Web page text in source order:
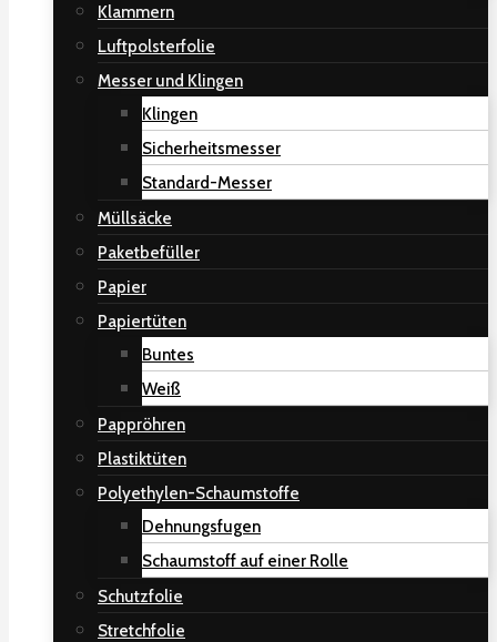
Klammern
Luftpolsterfolie
Messer und Klingen
Klingen
Sicherheitsmesser
Standard-Messer
Müllsäcke
Paketbefüller
Papier
Papiertüten
Buntes
Weiß
Pappröhren
Plastiktüten
Polyethylen-Schaumstoffe
Dehnungsfugen
Schaumstoff auf einer Rolle
Schutzfolie
Stretchfolie